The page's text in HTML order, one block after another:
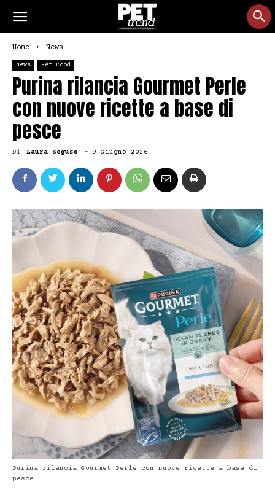
Home News
News Pet Food
Purina rilancia Gourmet Perle
con nuove ricette a base di
pesce
Di Laura Seguso - 9 Giugno 2026
Purina rilancia Gourmet Perle con nuove ricette a base di
pesce